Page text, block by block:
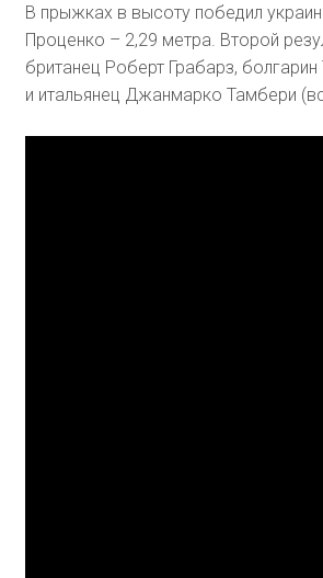
В прыжках в высоту победил
Проценко – 2,29 метра. Второй
британец Роберт Грабарз,
и итальянец Джанмарко Тамбери